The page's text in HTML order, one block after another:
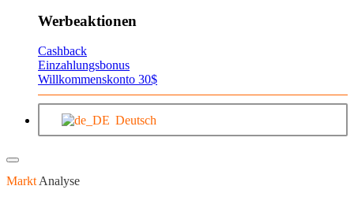
Werbeaktionen
Cashback
Einzahlungsbonus
Willkommenskonto 30$
Deutsch
Markt Analyse